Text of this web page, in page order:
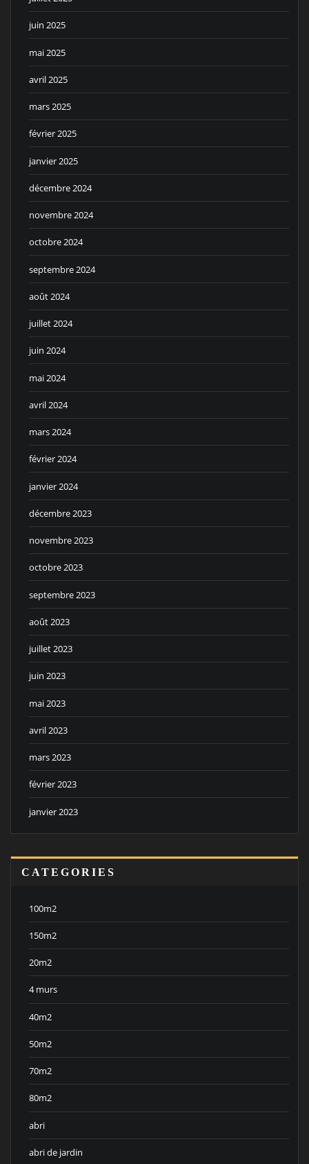
juin 2025
mai 2025
avril 2025
mars 2025
février 2025
janvier 2025
décembre 2024
novembre 2024
octobre 2024
septembre 2024
août 2024
juillet 2024
juin 2024
mai 2024
avril 2024
mars 2024
février 2024
janvier 2024
décembre 2023
novembre 2023
octobre 2023
septembre 2023
août 2023
juillet 2023
juin 2023
mai 2023
avril 2023
mars 2023
février 2023
janvier 2023
CATEGORIES
100m2
150m2
20m2
4 murs
40m2
50m2
70m2
80m2
abri
abri de jardin